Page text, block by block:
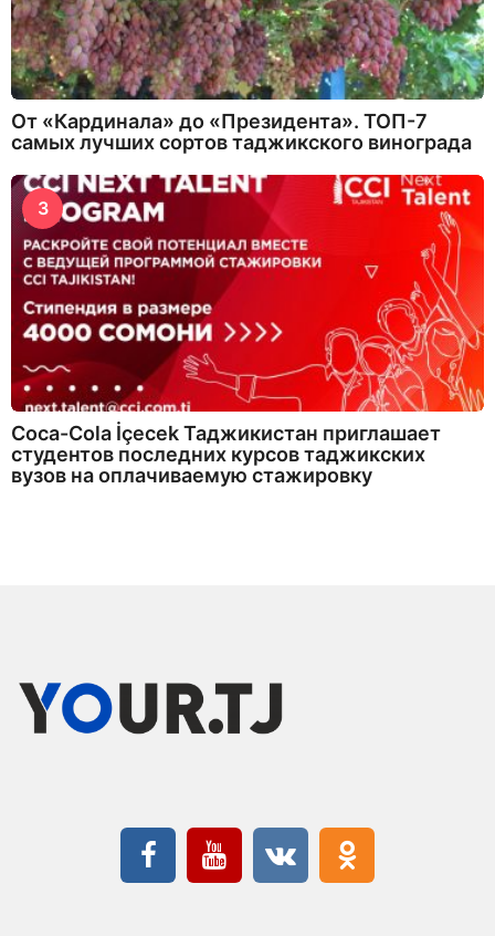
От «Кардинала» до «Президента». ТОП-7
самых лучших сортов таджикского винограда
3
Coca-Cola İçecek Таджикистан приглашает
студентов последних курсов таджикских
вузов на оплачиваемую стажировку